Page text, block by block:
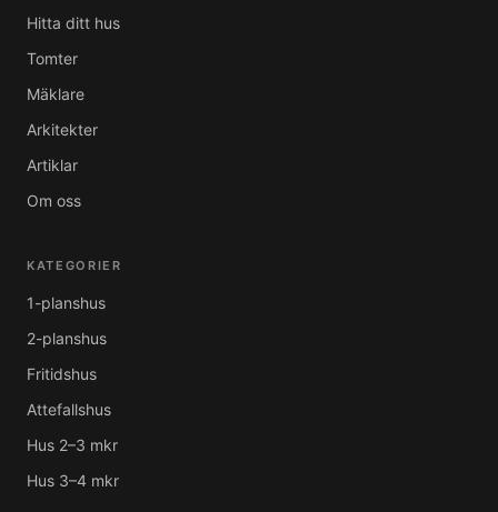
Hitta ditt hus
Tomter
Mäklare
Arkitekter
Artiklar
Om oss
KATEGORIER
1-planshus
2-planshus
Fritidshus
Attefallshus
Hus 2–3 mkr
Hus 3–4 mkr